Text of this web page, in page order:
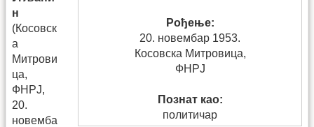
Рођење:
20. новембар 1953.
Косовска Митровица,
ФНРЈ
Познат као:
политичар
н
(Косовск
а
Митрови
ца,
ФНРЈ,
20.
новемба